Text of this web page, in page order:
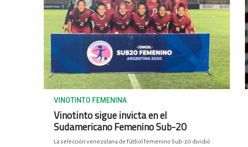
VINOTINTO FEMENINA
Vinotinto sigue invicta en el
Sudamericano Femenino Sub-20
La selección venezolana de fútbol femenino Sub-20 dividió